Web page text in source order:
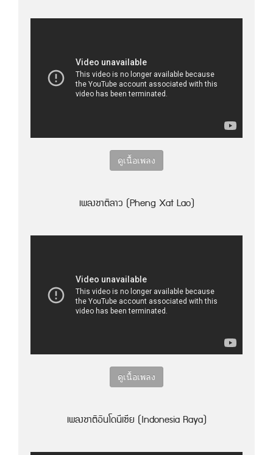
ดูเนื้อเพลง
เพลงชาติลาว (Pheng Xat Lao)
ดูเนื้อเพลง
เพลงชาติอินโดนีเซีย (Indonesia Raya)